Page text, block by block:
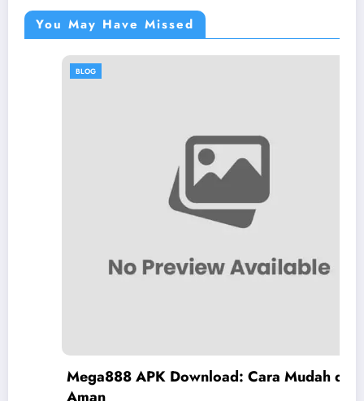
You May Have Missed
Mega888 APK Download: Cara Mudah dan